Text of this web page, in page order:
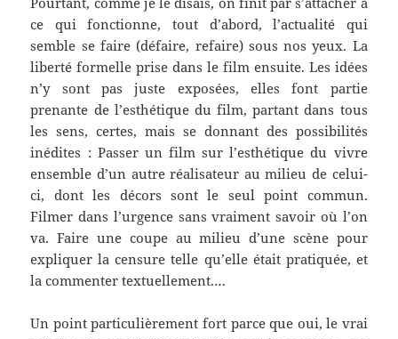
ce qui fonctionne, tout d’abord, l’actualité qui
semble se faire (défaire, refaire) sous nos yeux. La
liberté formelle prise dans le film ensuite. Les idées
n’y sont pas juste exposées, elles font partie
prenante de l’esthétique du film, partant dans tous
les sens, certes, mais se donnant des possibilités
inédites : Passer un film sur l’esthétique du vivre
ensemble d’un autre réalisateur au milieu de celui-
ci, dont les décors sont le seul point commun.
Filmer dans l’urgence sans vraiment savoir où l’on
va. Faire une coupe au milieu d’une scène pour
expliquer la censure telle qu’elle était pratiquée, et
la commenter textuellement.…
Un point particulièrement fort parce que oui, le vrai